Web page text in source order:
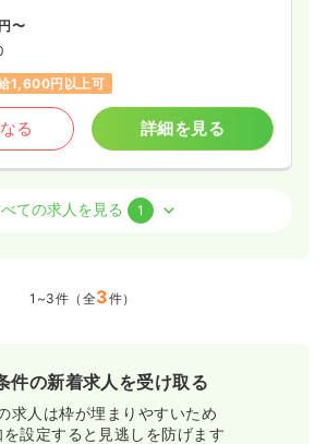
円〜
1,600円以上可
る 詳細を見る
る 詳細を見る
ての求人を見る 1
1~3件（全3件）
件の新着求人を受け取る
求人は枠が埋まりやすいため
を設定すると見逃しを防げます